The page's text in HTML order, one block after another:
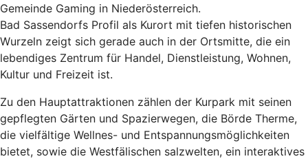
Gemeinde Gaming in Niederösterreich.
Bad Sassendorfs Profil als Kurort mit tiefen historischen
Wurzeln zeigt sich gerade auch in der Ortsmitte, die ein
lebendiges Zentrum für Handel, Dienstleistung, Wohnen,
Kultur und Freizeit ist.
Zu den Hauptattraktionen zählen der Kurpark mit seinen
gepflegten Gärten und Spazierwegen, die Börde Therme,
die vielfältige Wellnes- und Entspannungsmöglichkeiten
bietet, sowie die Westfälischen salzwelten, ein interaktives